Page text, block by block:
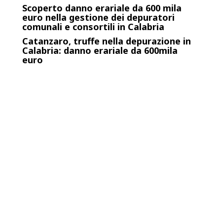
Scoperto danno erariale da 600 mila
euro nella gestione dei depuratori
comunali e consortili in Calabria
Catanzaro, truffe nella depurazione in
Calabria: danno erariale da 600mila
euro